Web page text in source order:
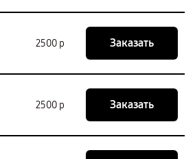
2500 р Заказать
2500 р Заказать